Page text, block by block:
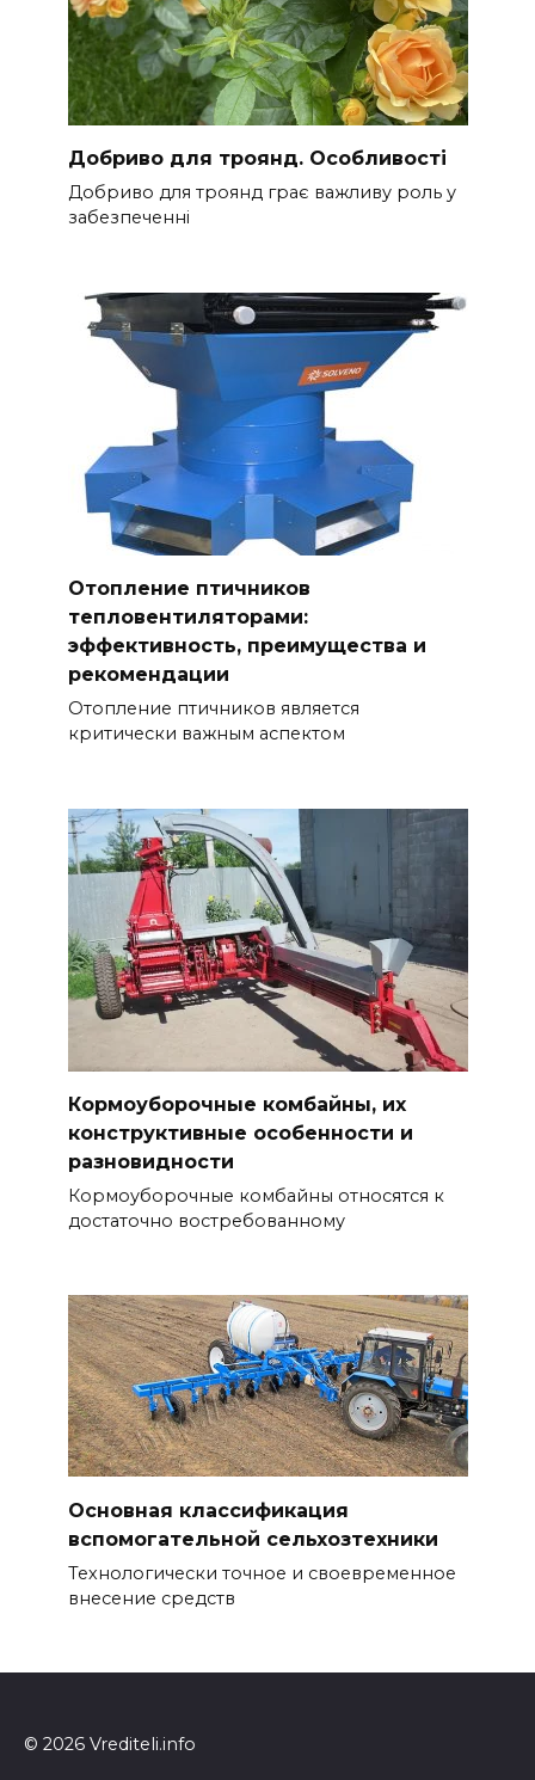
Добриво для троянд. Особливості
Добриво для троянд грає важливу роль у
забезпеченні
Отопление птичников
тепловентиляторами:
эффективность, преимущества и
рекомендации
Отопление птичников является
критически важным аспектом
Кормоуборочные комбайны, их
конструктивные особенности и
разновидности
Кормоуборочные комбайны относятся к
достаточно востребованному
Основная классификация
вспомогательной сельхозтехники
Технологически точное и своевременное
внесение средств
© 2026 Vrediteli.info